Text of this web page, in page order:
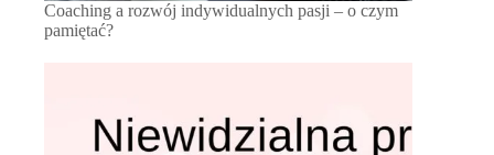
Coaching a rozwój indywidualnych pasji – o czym
pamiętać?